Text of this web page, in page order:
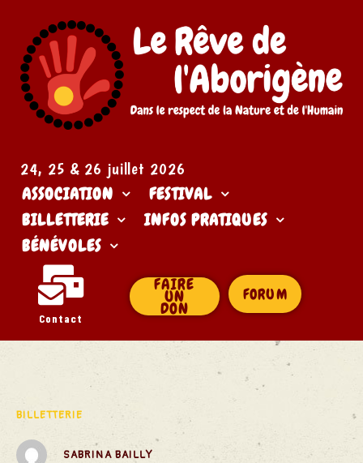
24, 25 & 26 juillet 2026​
ASSOCIATION
FESTIVAL
BILLETTERIE
INFOS PRATIQUES
BÉNÉVOLES
Contact
FAIRE
UN
DON
FORUM
BILLETTERIE
SABRINA BAILLY